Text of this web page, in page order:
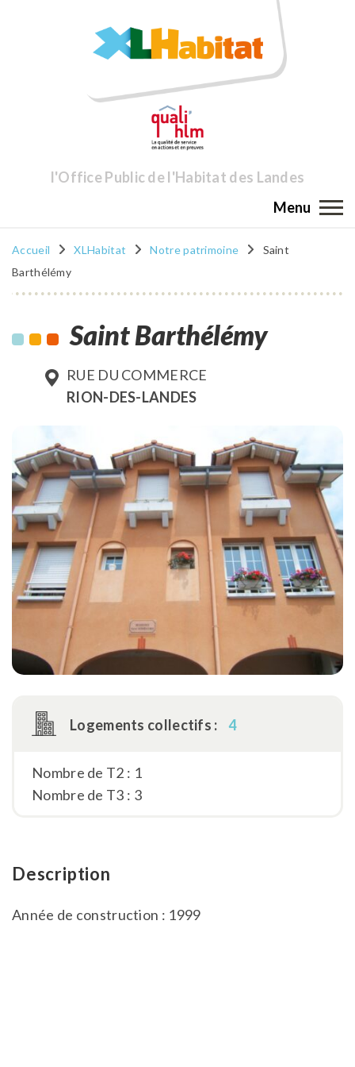
l'Office Public de l'Habitat des Landes
Menu
Accueil XLHabitat Notre patrimoine
Saint
Barthélémy
Saint Barthélémy
RUE DU COMMERCE
RION-DES-LANDES
Logements collectifs : 4
Nombre de T2 : 1
Nombre de T3 : 3
Description
Année de construction : 1999